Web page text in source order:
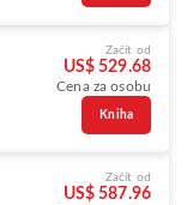
Začít od
US$ 529.68
Cena za osobu
Kniha
Začít od
US$ 587.96